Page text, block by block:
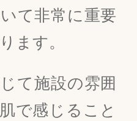
て非常に重要
ます。
て施設の雰囲
で感じること